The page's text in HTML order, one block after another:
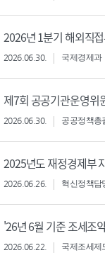
2026년 1분기 해외직
2026.06.30. 국제경제과
제7회 공공기관운영위
2026.06.30. 공공정책총
2025년도 재정경제부
2026.06.26. 혁신정책담
'26년 6월 기준 조세조
2026.06.22. 국제조세제